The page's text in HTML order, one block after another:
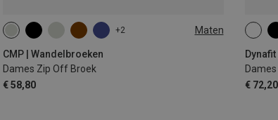
+2 Maten
CMP | Wandelbroeken
Dames Zip Off Broek
€ 58,80
€ 72,20
XS